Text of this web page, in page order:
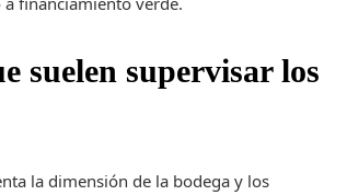
suelen supervisar los
la dimensión de la bodega y los